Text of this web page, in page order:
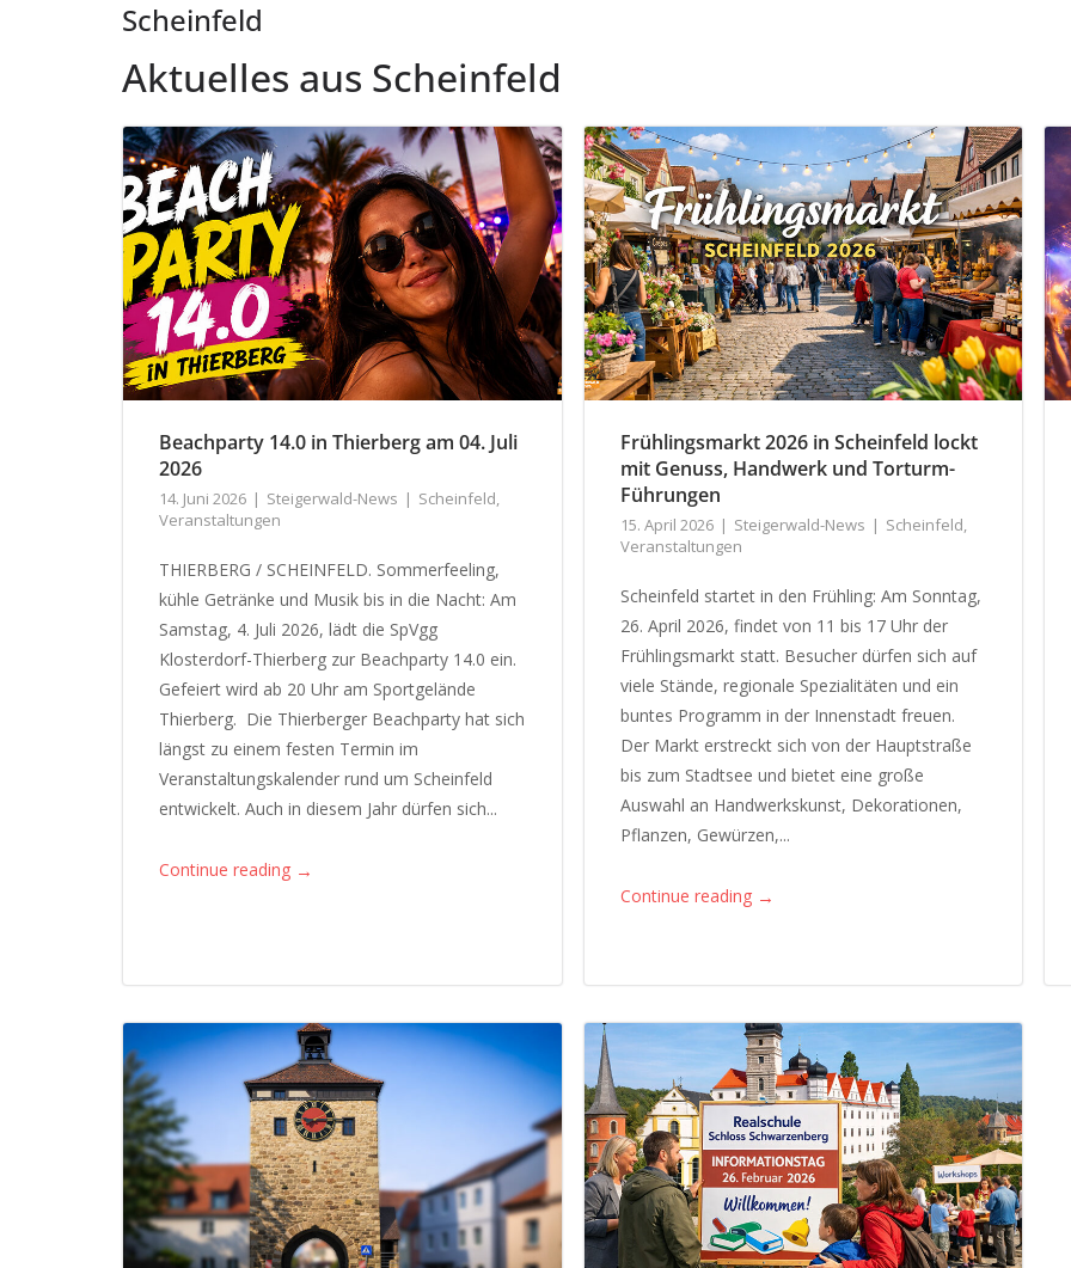
Scheinfeld
Aktuelles aus Scheinfeld
Beachparty 14.0 in Thierberg am 04. Juli
2026
14. Juni 2026 Steigerwald-News Scheinfeld,
Veranstaltungen
THIERBERG / SCHEINFELD. Sommerfeeling,
kühle Getränke und Musik bis in die Nacht: Am
Samstag, 4. Juli 2026, lädt die SpVgg
Klosterdorf-Thierberg zur Beachparty 14.0 ein.
Gefeiert wird ab 20 Uhr am Sportgelände
Thierberg. Die Thierberger Beachparty hat sich
längst zu einem festen Termin im
Veranstaltungskalender rund um Scheinfeld
entwickelt. Auch in diesem Jahr dürfen sich...
Continue reading →
Frühlingsmarkt 2026 in Scheinfeld lockt
mit Genuss, Handwerk und Torturm-
Führungen
15. April 2026 Steigerwald-News Scheinfeld,
Veranstaltungen
Scheinfeld startet in den Frühling: Am Sonntag,
26. April 2026, findet von 11 bis 17 Uhr der
Frühlingsmarkt statt. Besucher dürfen sich auf
viele Stände, regionale Spezialitäten und ein
buntes Programm in der Innenstadt freuen.
Der Markt erstreckt sich von der Hauptstraße
bis zum Stadtsee und bietet eine große
Auswahl an Handwerkskunst, Dekorationen,
Pflanzen, Gewürzen,...
Continue reading →